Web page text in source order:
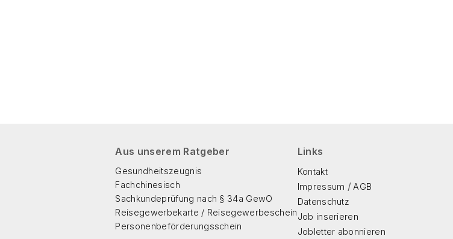
Aus unserem Ratgeber
Gesundheitszeugnis
Fachchinesisch
Sachkundeprüfung nach § 34a GewO
Reisegewerbekarte / Reisegewerbeschein
Personenbeförderungsschein
Links
Kontakt
Impressum /AGB
Datenschutz
Job inserieren
Jobletter abonnieren